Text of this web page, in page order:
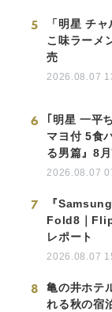
5
「明星 チ
こ味ラーメ
売
2026.08.07
6
｢明星 一平
マヨ付 5食
る男篇』8
2026.08.07
7
『
Fold8｜
レポート
2026.08.07
8
亀の井ホテ
れる秋の宿